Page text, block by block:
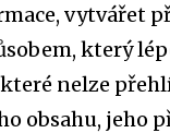
vytvářet
který
nelze
obsahu, jeho